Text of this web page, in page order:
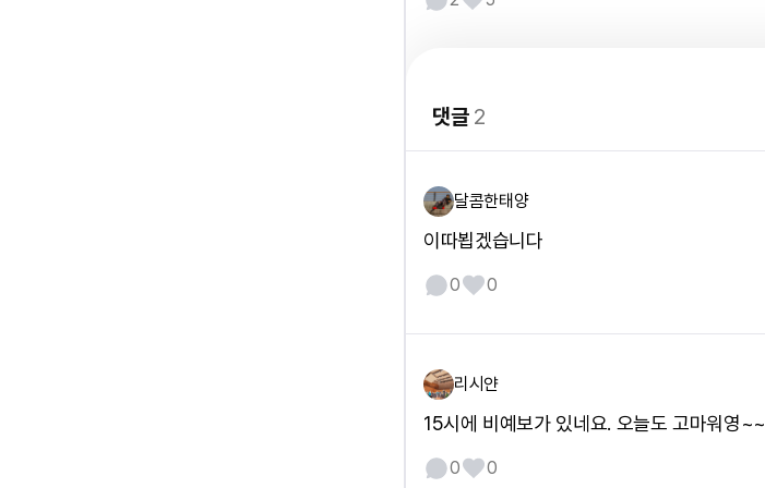
댓글2
달콤한태양
이따뵙겠습니다
0 0
리시얀
15시에 비예보가 있네요. 오늘도 고마워영~~
0 0